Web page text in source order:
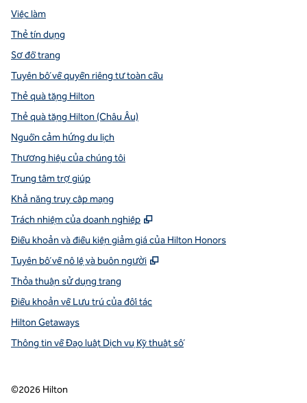
Việc làm
Thẻ tín dụng
Sơ đồ trang
Tuyên bố về quyền riêng tư toàn cầu
Thẻ quà tặng Hilton
Thẻ quà tặng Hilton (Châu Âu)
Nguồn cảm hứng du lịch
Thương hiệu của chúng tôi
Trung tâm trợ giúp
Khả năng truy cập mạng
Trách nhiệm của doanh nghiệp
,
Điều khoản và điều kiện giảm giá của Hilton Honors
Tuyên bố về nô lệ và buôn người
,
Thỏa thuận sử dụng trang
Điều khoản về Lưu trú của đối tác
Hilton Getaways
Thông tin về Đạo luật Dịch vụ Kỹ thuật số
©2026 Hilton